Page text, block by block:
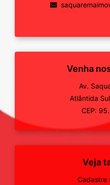
Venha
Av.
Atlântida Sul
CEP:
Veja
Cadastre